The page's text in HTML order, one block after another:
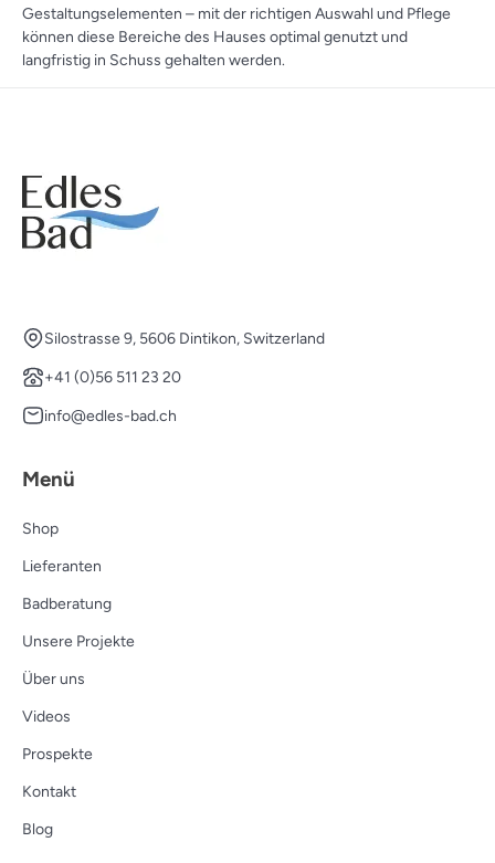
Gestaltungselementen – mit der richtigen Auswahl und Pflege
können diese Bereiche des Hauses optimal genutzt und
langfristig in Schuss gehalten werden.
Silostrasse 9, 5606 Dintikon, Switzerland
+41 (0)56 511 23 20
info@edles-bad.ch
Menü
Shop
Lieferanten
Badberatung
Unsere Projekte
Über uns
Videos
Prospekte
Kontakt
Blog